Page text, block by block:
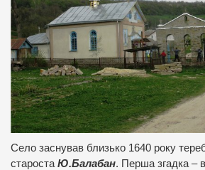
Село заснував близько 1640 року
староста Ю.Балабан. Перша згадка –